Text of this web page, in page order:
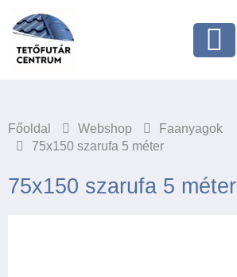
Főoldal Webshop
Faanyagok
75x150 szarufa 5 méter
75x150 szarufa 5 méter